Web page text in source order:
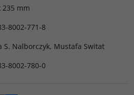
235 mm
8002-771-8
S. Nalborczyk, Mustafa Switat
8002-780-0